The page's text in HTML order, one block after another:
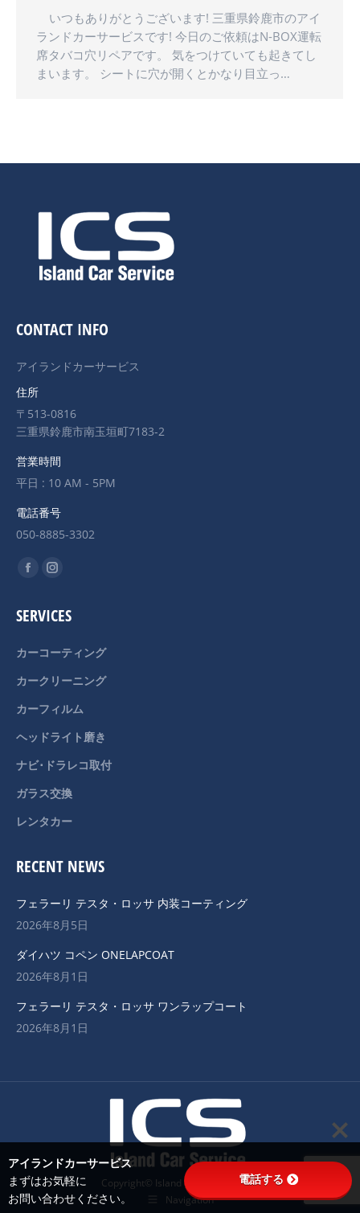
いつもありがとうございます! 三重県鈴鹿市のアイ
ランドカーサービスです! 今日のご依頼はN-BOX運転
席タバコ穴リペアです。 気をつけていても起きてし
まいます。 シートに穴が開くとかなり目立っ…
CONTACT INFO
アイランドカーサービス
住所
〒513-0816
三重県鈴鹿市南玉垣町7183-2
営業時間
平日 : 10 AM - 5PM
電話番号
050-8885-3302
Find us on:
Facebook
opens
new
window
Instagram
opens
new
window
SERVICES
カーコーティング
カークリーニング
カーフィルム
ヘッドライト磨き
ナビ･ドラレコ取付
ガラス交換
レンタカー
RECENT NEWS
フェラーリ テスタ・ロッサ 内装コーティング
2026年8月5日
ダイハツ コペン ONELAPCOAT
2026年8月1日
フェラーリ テスタ・ロッサ ワンラップコート
2026年8月1日
Copyright© Island car Service 2022
Navigation
アイランドカーサービス
まずはお気軽に
お問い合わせください。
電話する